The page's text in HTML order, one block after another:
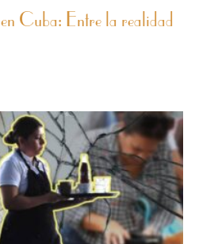
Cuba: Entre la realidad